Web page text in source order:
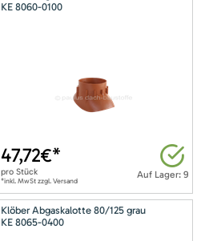
KE 8060-0100
Auf Lager: 9
47,72€*
pro Stück
*inkl. MwSt zzgl. Versand
Klöber Abgaskalotte 80/125 grau
KE 8065-0400